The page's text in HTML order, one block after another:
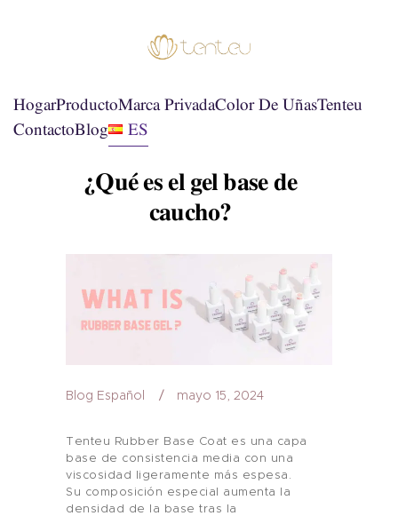
HogarProductoMarca PrivadaColor De UñasTenteu
ContactoBlog ES
¿Qué es el gel base de
caucho?
Blog Español mayo 15, 2024
Tenteu Rubber Base Coat es una capa
base de consistencia media con una
viscosidad ligeramente más espesa.
Su composición especial aumenta la
densidad de la base tras la